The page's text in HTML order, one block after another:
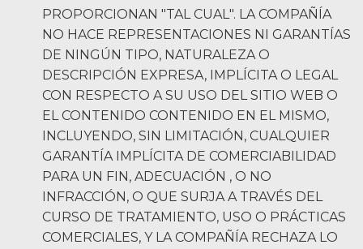
PROPORCIONAN "TAL CUAL". LA COMPAÑÍA
NO HACE REPRESENTACIONES NI GARANTÍAS
DE NINGÚN TIPO, NATURALEZA O
DESCRIPCIÓN EXPRESA, IMPLÍCITA O LEGAL
CON RESPECTO A SU USO DEL SITIO WEB O
EL CONTENIDO CONTENIDO EN EL MISMO,
INCLUYENDO, SIN LIMITACIÓN, CUALQUIER
GARANTÍA IMPLÍCITA DE COMERCIABILIDAD
PARA UN FIN, ADECUACIÓN , O NO
INFRACCIÓN, O QUE SURJA A TRAVÉS DEL
CURSO DE TRATAMIENTO, USO O PRÁCTICAS
COMERCIALES, Y LA COMPAÑÍA RECHAZA LO